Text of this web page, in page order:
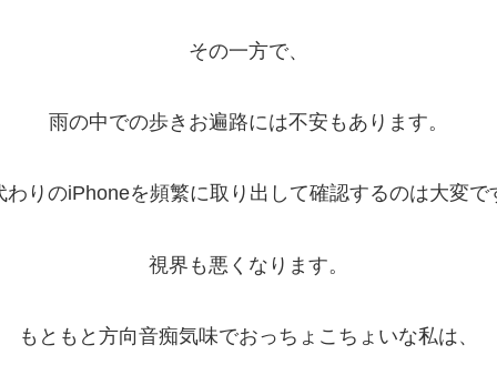
その一方で、
雨の中での歩きお遍路には不安もあります。
わりのiPhoneを頻繁に取り出して確認するのは大変で
視界も悪くなります。
もともと方向音痴気味でおっちょこちょいな私は、